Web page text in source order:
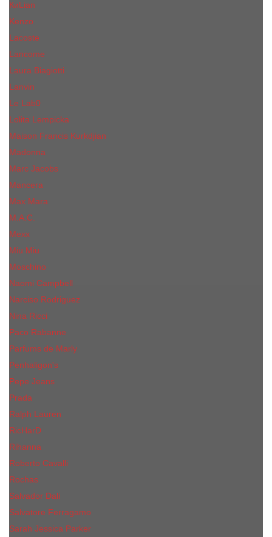
КиLian
Kenzo
Lacoste
Lancome
Laura Biagiotti
Lanvin
Lе Lab0
Lolita Lempicka
Maison Francis Kurkdjian
Madonna
Marc Jacobs
Mancera
Max Mara
M.А.C.
Mexx
Miu Miu
Mоsсhino
Naomi Campbell
Narciso Rodriguez
Nina Ricci
Paco Rabanne
Parfums de Marly
Penhaligon's
Pepe Jeans
Prada
Ralph Lauren
RicHarD
Rihanna
Roberto Cavalli
Rochas
Salvador Dali
Salvatore Ferragamo
Sarah Jessica Parker